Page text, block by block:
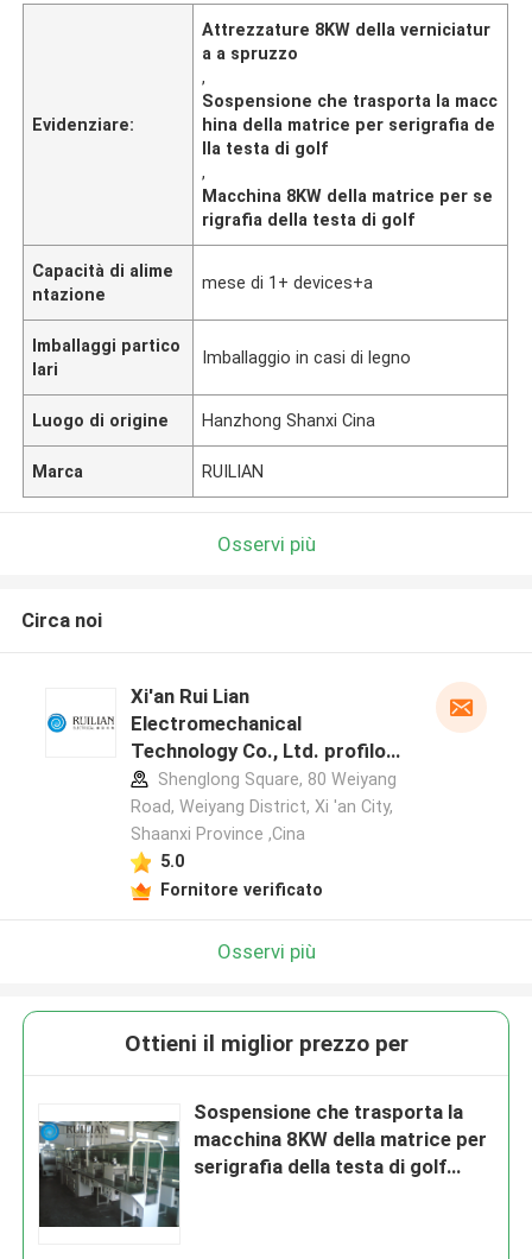
Evidenziare:
Attrezzature 8KW della verniciatur
a a spruzzo
,
Sospensione che trasporta la macc
hina della matrice per serigrafia de
lla testa di golf
,
Macchina 8KW della matrice per se
rigrafia della testa di golf
Capacità di alime
ntazione
mese di 1+ devices+a
Imballaggi partico
lari
Imballaggio in casi di legno
Luogo di origine Hanzhong Shanxi Cina
Marca RUILIAN
Osservi più
Circa noi
Xi'an Rui Lian
Electromechanical
Technology Co., Ltd. profilo
del produttore
Shenglong Square, 80 Weiyang
Road, Weiyang District, Xi 'an City,
Shaanxi Province ,Cina
5.0
Fornitore verificato
Osservi più
Ottieni il miglior prezzo per
Sospensione che trasporta la
macchina 8KW della matrice per
serigrafia della testa di golf